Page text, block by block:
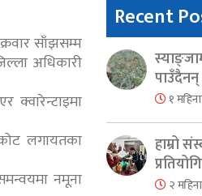
साँझसम्म
अधिकारी
लगायतका
नमूना
Recent
१
हाम्रो
२